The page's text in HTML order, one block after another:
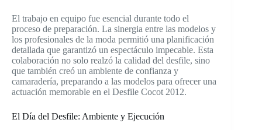
El trabajo en equipo fue esencial durante todo el
proceso de preparación. La sinergia entre las modelos y
los profesionales de la moda permitió una planificación
detallada que garantizó un espectáculo impecable. Esta
colaboración no solo realzó la calidad del desfile, sino
que también creó un ambiente de confianza y
camaradería, preparando a las modelos para ofrecer una
actuación memorable en el Desfile Cocot 2012.
El Día del Desfile: Ambiente y Ejecución